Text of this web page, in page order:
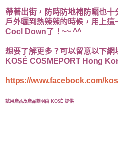
帶著出街，防時防地補防曬也
戶外曬到熱辣辣的時候，用上
Cool Down了！~~ ^^
想要了解更多？可以留意以下網
KOSÉ COSMEPORT Hong
https://www.facebook.com/
試用產品及產品說明由 KOSÉ 提供